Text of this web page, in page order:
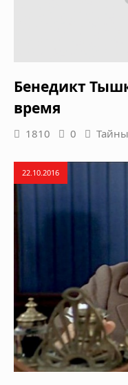
Бенедикт
время
1810 0
22.10.2016